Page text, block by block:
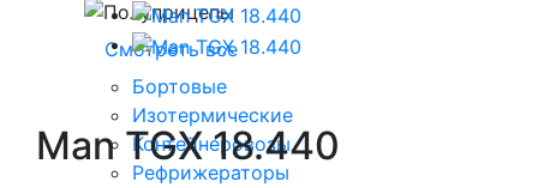
Смотреть все
Бортовые
Изотермические
Контейнеровозы
Рефрижераторы
Man TGX 18.440